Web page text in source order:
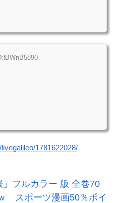
1781622028/
」フルカラー 版 全巻70
スポーツ漫画50％ポイ